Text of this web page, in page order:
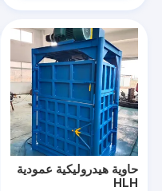
حاوية هيدروليكية عمودية
HLH